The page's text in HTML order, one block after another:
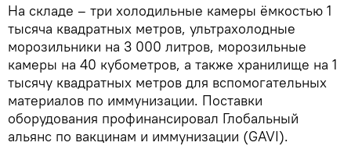
На складе – три холодильные камеры ёмкостью 1
тысяча квадратных метров, ультрахолодные
морозильники на 3 000 литров, морозильные
камеры на 40 кубометров, а также хранилище на 1
тысячу квадратных метров для вспомогательных
материалов по иммунизации. Поставки
оборудования профинансировал Глобальный
альянс по вакцинам и иммунизации (GAVI).